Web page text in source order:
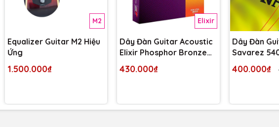
M2
Equalizer Guitar M2 Hiệu
Ứng
1.500.000₫
Elixir
Dây Đàn Guitar Acoustic
Elixir Phosphor Bronze
11-52
430.000₫
Dây Đàn
Savarez
400.000₫